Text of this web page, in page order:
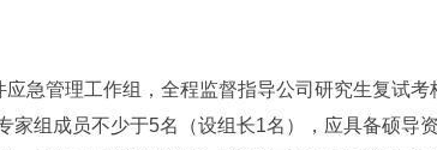
管理工作组，全程监督指导公司研究生复试考
组成员不少于5名（设组长1名），应具备硕导